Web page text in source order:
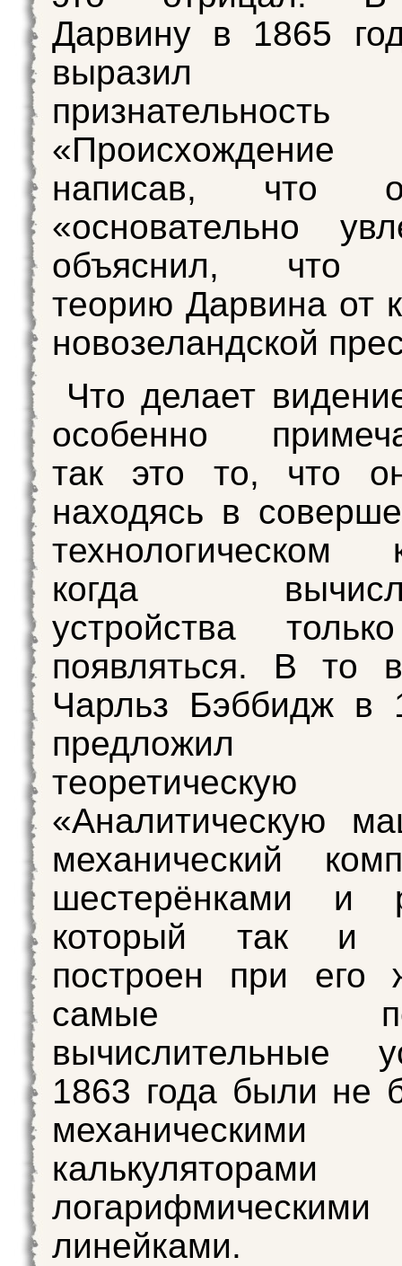
Дарвину в 1865
выразил
написав, что
«основательно
объяснил, что
теорию Дарвина от
новозеландской
Что делает
особенно
так это то, что
находясь в
технологическом
когда
устройства
появляться. В то
Чарльз Бэббидж в
теоретическую
«Аналитическую
механический
шестерёнками и
который так
построен при
самые
вычислительные
1863 года были не
механическими
логарифмическими
линейками.